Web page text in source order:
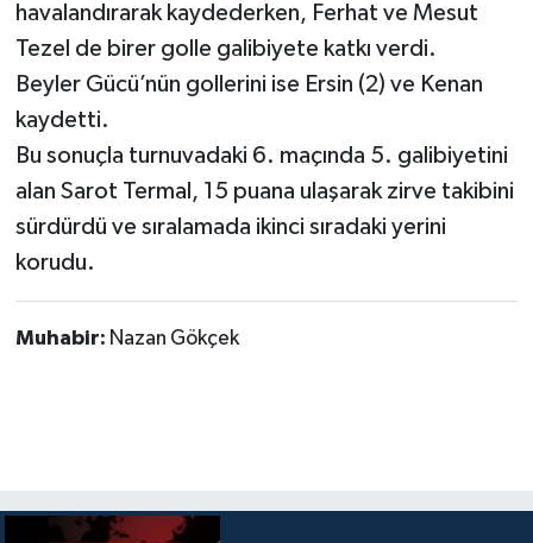
havalandırarak kaydederken, Ferhat ve Mesut
Tezel de birer golle galibiyete katkı verdi.
Beyler Gücü’nün gollerini ise Ersin (2) ve Kenan
kaydetti.
Bu sonuçla turnuvadaki 6. maçında 5. galibiyetini
alan Sarot Termal, 15 puana ulaşarak zirve takibini
sürdürdü ve sıralamada ikinci sıradaki yerini
korudu.
Muhabir: Nazan Gökçek